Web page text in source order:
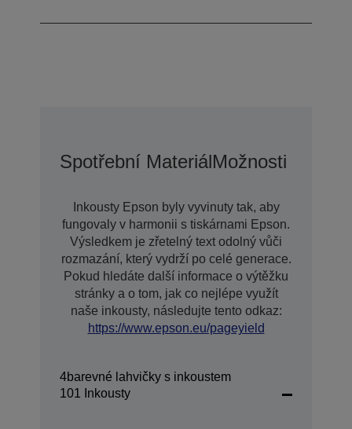
Spotřební MateriálMožnosti
Inkousty Epson byly vyvinuty tak, aby
fungovaly v harmonii s tiskárnami Epson.
Výsledkem je zřetelný text odolný vůči
rozmazání, který vydrží po celé generace.
Pokud hledáte další informace o výtěžku
stránky a o tom, jak co nejlépe využít
naše inkousty, následujte tento odkaz:
https://www.epson.eu/pageyield
4barevné lahvičky s inkoustem
101 Inkousty